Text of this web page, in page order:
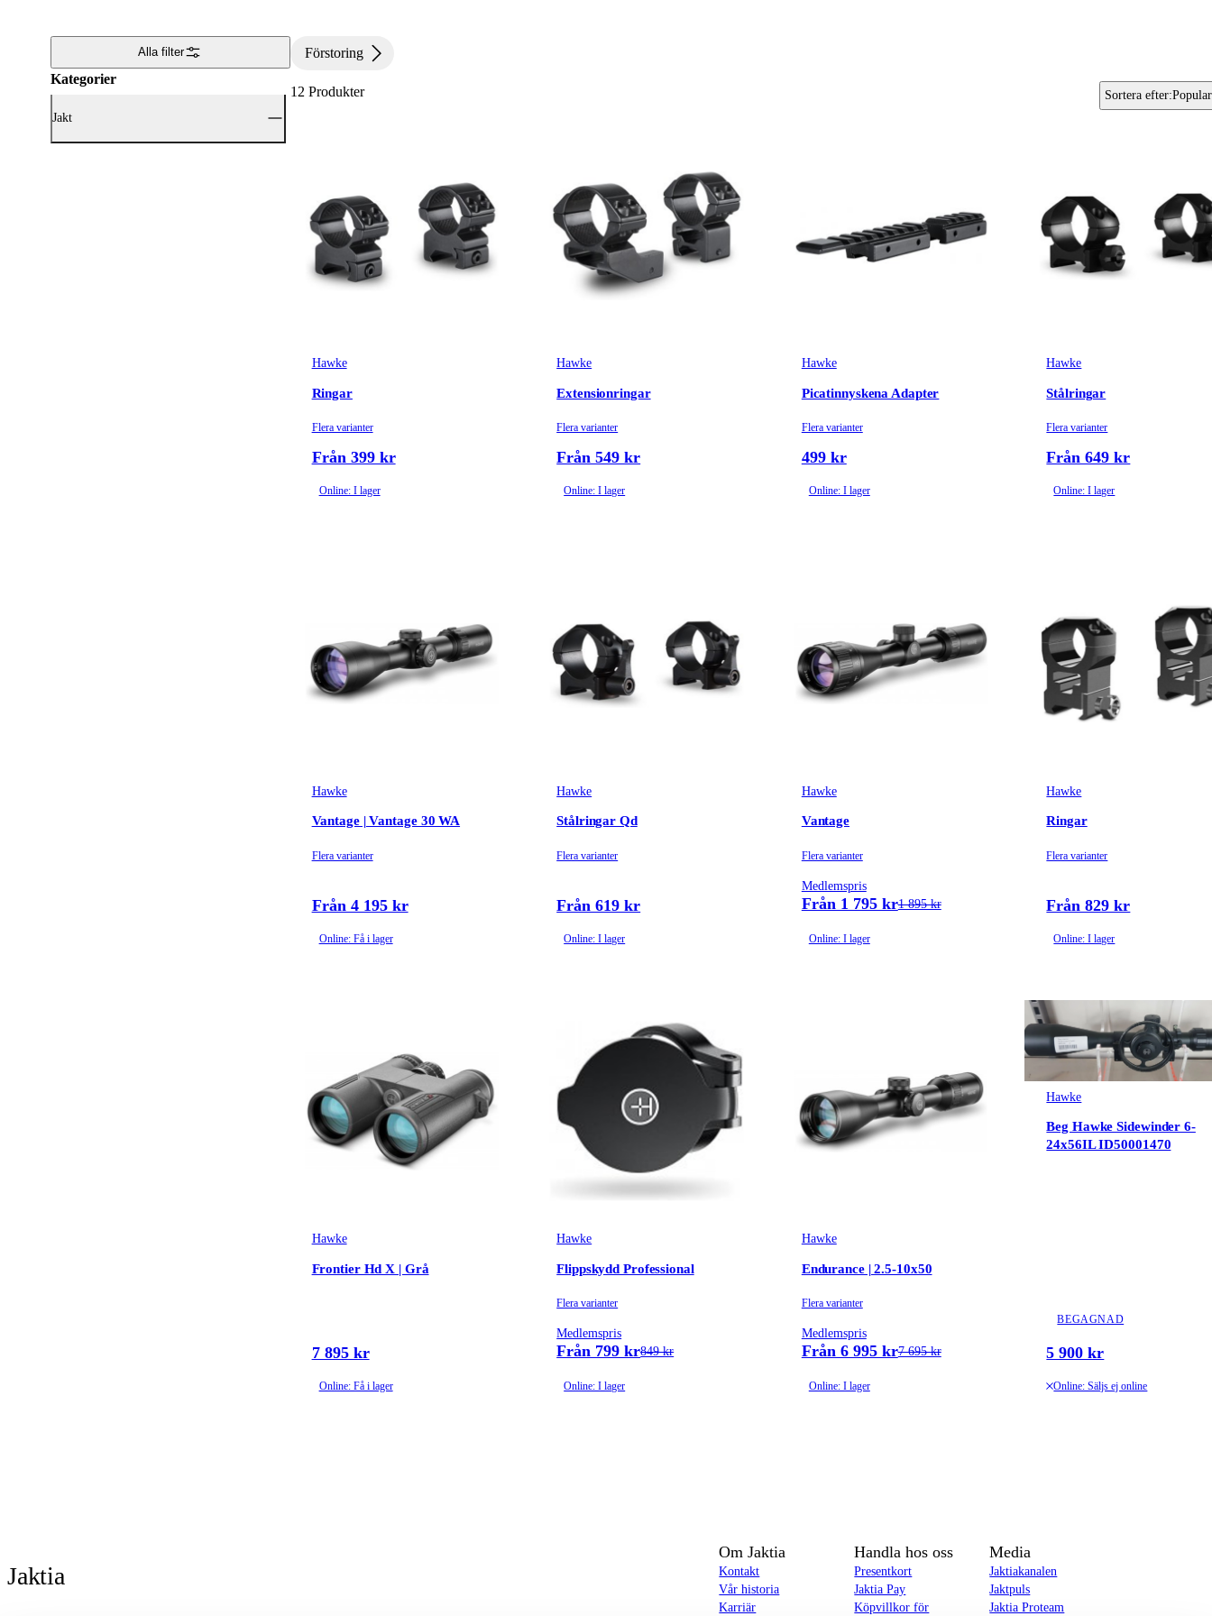
Alla filter
Kategorier
Jakt
Förstoring
12 Produkter Sortera efter:
Hawke
Ringar
Flera varianter
Från 399 kr
Online: I lager
Hawke
Extensionringar
Flera varianter
Från 549 kr
Online: I lager
Hawke
Picatinnyskena Adapter
Flera varianter
499 kr
Online: I lager
Hawke
Stålringar
Flera varianter
Från 649 kr
Online: I lager
Hawke
Vantage | Vantage 30 WA
Flera varianter
Från 4 195 kr
Online: Få i lager
Hawke
Stålringar Qd
Flera varianter
Från 619 kr
Online: I lager
Hawke
Vantage
Flera varianter
Medlemspris
Från 1 795 kr1 895 kr
Online: I lager
Hawke
Ringar
Flera varianter
Från 829 kr
Online: I lager
Hawke
Frontier Hd X | Grå
7 895 kr
Online: Få i lager
Hawke
Flippskydd Professional
Flera varianter
Medlemspris
Från 799 kr849 kr
Online: I lager
Hawke
Endurance | 2.5-10x50
Flera varianter
Medlemspris
Från 6 995 kr7 695 kr
Online: I lager
Hawke
Beg Hawke Sidewinder 6-
24x56IL ID50001470
BEGAGNAD
5 900 kr
Online: Säljs ej online
Jaktia
Om Jaktia
Kontakt
Vår historia
Karriär
Handla hos oss
Presentkort
Jaktia Pay
Köpvillkor för
Media
Jaktiakanalen
Jaktpuls
Jaktia Proteam